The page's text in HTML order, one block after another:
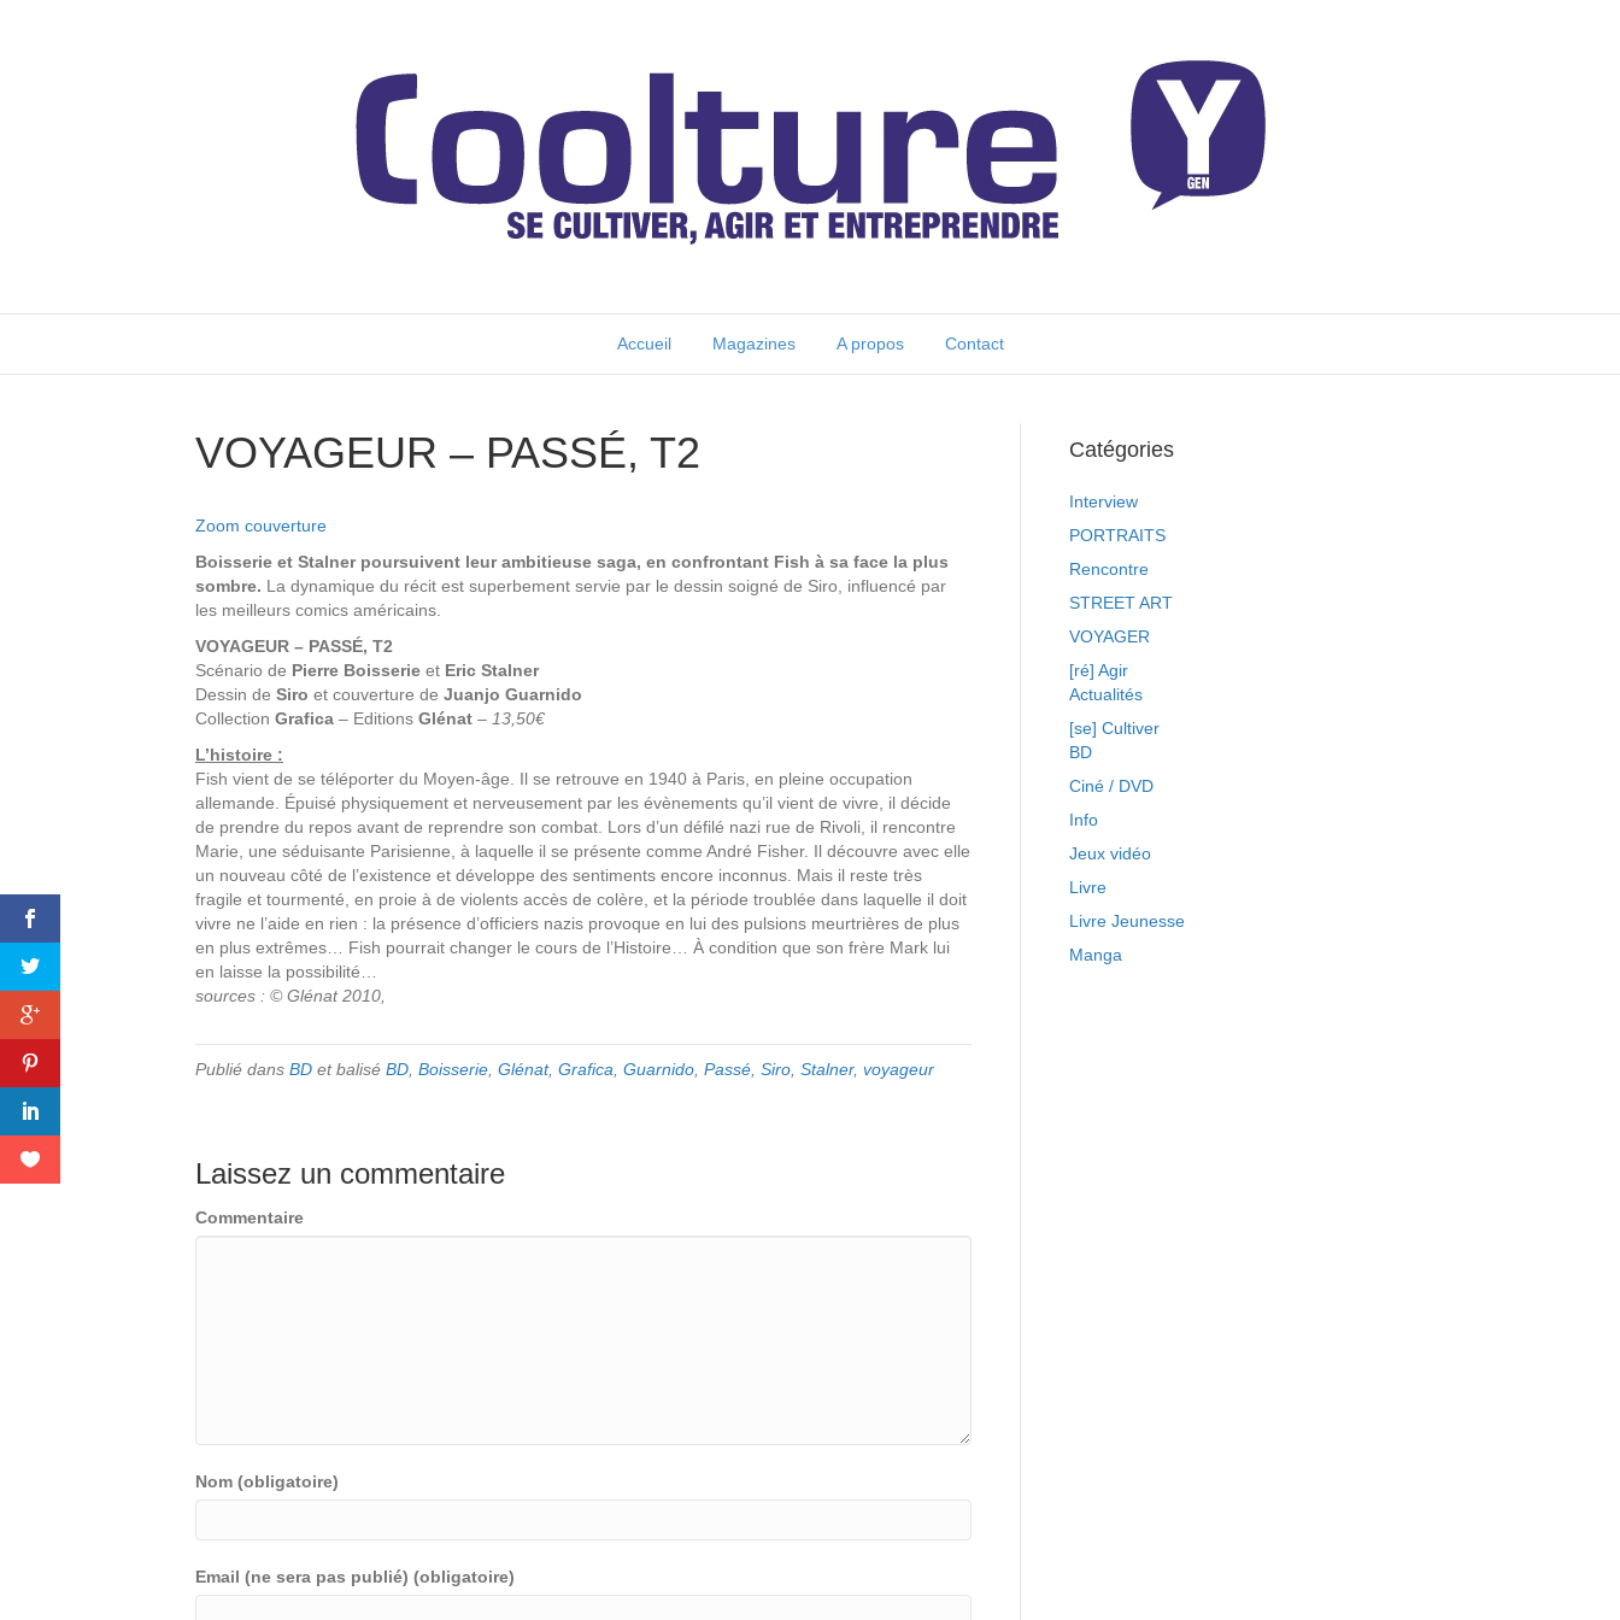
Accueil Magazines A propos Contact
VOYAGEUR – PASSÉ, T2
Zoom couverture
Boisserie et Stalner poursuivent leur ambitieuse saga, en confrontant Fish à sa face la plus
sombre. La dynamique du récit est superbement servie par le dessin soigné de Siro, influencé par
les meilleurs comics américains.
VOYAGEUR – PASSÉ, T2
Scénario de Pierre Boisserie et Eric Stalner
Dessin de Siro et couverture de Juanjo Guarnido
Collection Grafica – Editions Glénat – 13,50€
L’histoire :
Fish vient de se téléporter du Moyen-âge. Il se retrouve en 1940 à Paris, en pleine occupation
allemande. Épuisé physiquement et nerveusement par les évènements qu’il vient de vivre, il décide
de prendre du repos avant de reprendre son combat. Lors d’un défilé nazi rue de Rivoli, il rencontre
Marie, une séduisante Parisienne, à laquelle il se présente comme André Fisher. Il découvre avec elle
un nouveau côté de l’existence et développe des sentiments encore inconnus. Mais il reste très
fragile et tourmenté, en proie à de violents accès de colère, et la période troublée dans laquelle il doit
vivre ne l’aide en rien : la présence d’officiers nazis provoque en lui des pulsions meurtrières de plus
en plus extrêmes… Fish pourrait changer le cours de l’Histoire… À condition que son frère Mark lui
en laisse la possibilité…
sources : © Glénat 2010,
Publié dans BD et balisé BD Boisserie Glénat, Grafica Guarnido Passé Siro Stalner, voyageur
Laissez un commentaire
Commentaire
Nom (obligatoire)
Email (ne sera pas publié) (obligatoire)
Catégories
Interview
PORTRAITS
Rencontre
STREET ART
VOYAGER
[ré] Agir
Actualités
[se] Cultiver
BD
Ciné / DVD
Info
Jeux vidéo
Livre
Livre Jeunesse
Manga